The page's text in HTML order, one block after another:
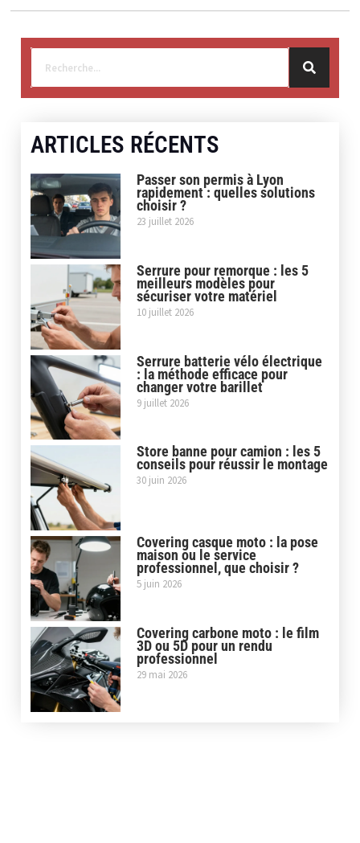
ARTICLES RÉCENTS
Passer son permis à Lyon
rapidement : quelles solutions
choisir ?
23 juillet 2026
Serrure pour remorque : les 5
meilleurs modèles pour
sécuriser votre matériel
10 juillet 2026
Serrure batterie vélo électrique
: la méthode efficace pour
changer votre barillet
9 juillet 2026
Store banne pour camion : les 5
conseils pour réussir le montage
30 juin 2026
Covering casque moto : la pose
maison ou le service
professionnel, que choisir ?
5 juin 2026
Covering carbone moto : le film
3D ou 5D pour un rendu
professionnel
29 mai 2026